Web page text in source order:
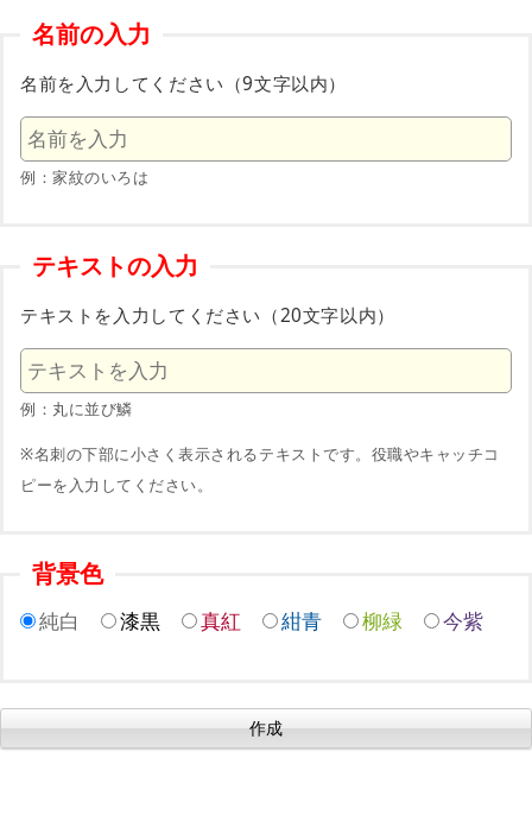
名前の入力
名前を入力してください（9文字以内）
例：家紋のいろは
テキストの入力
テキストを入力してください（20文字以内）
例：丸に並び鱗
※名刺の下部に小さく表示されるテキストです。役職やキャッチコ
ピーを入力してください。
背景色
純白 漆黒 真紅 紺青 柳緑 今紫